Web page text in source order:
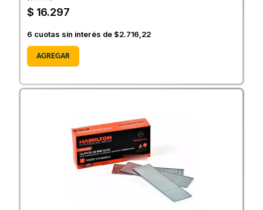
$ 16.297
6 cuotas sin interés de $2.716,22
AGREGAR